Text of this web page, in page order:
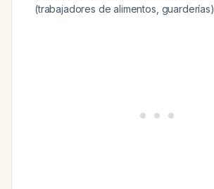
(trabajadores de alimentos, guarderías)